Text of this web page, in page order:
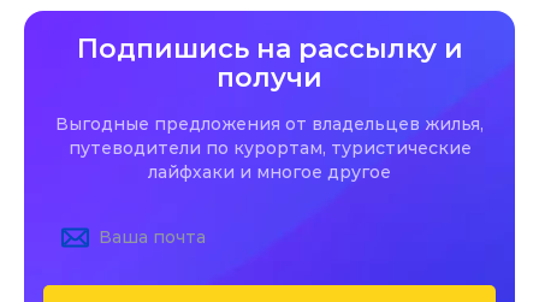
Подпишись на рассылку и
получи
Выгодные предложения от владельцев жилья,
путеводители по курортам, туристические
лайфхаки и многое другое